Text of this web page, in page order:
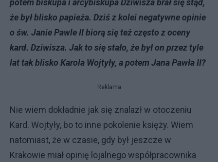
że był blisko papieża. Dziś z kolei negatywne opinie
o św. Janie Pawle II biorą się też często z oceny
kard. Dziwisza. Jak to się stało, że był on przez tyle
lat tak blisko Karola Wojtyły, a potem Jana Pawła II?
Reklama
Nie wiem dokładnie jak się znalazł w otoczeniu
Kard. Wojtyły, bo to inne pokolenie księży. Wiem
natomiast, że w czasie, gdy był jeszcze w
Krakowie miał opinię lojalnego współpracownika